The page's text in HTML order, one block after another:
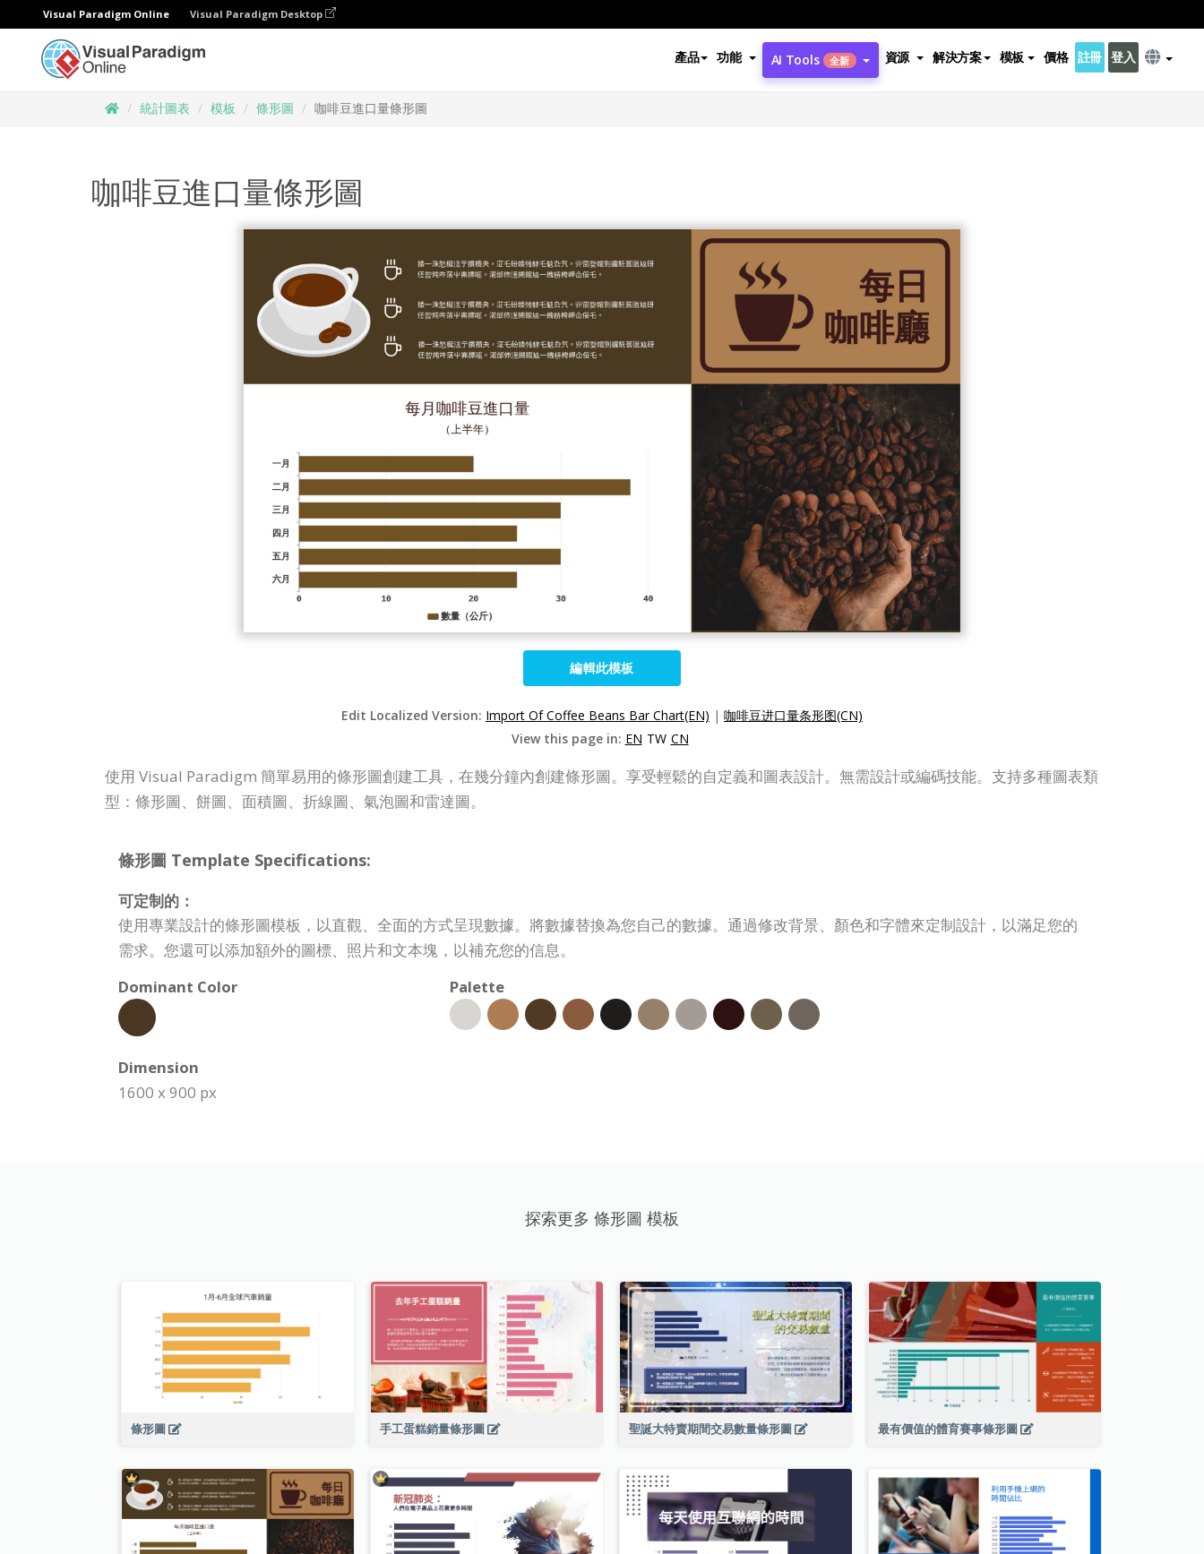
Visual Paradigm Online Visual Paradigm Desktop
產品 功能 AI Tools 全新 資源 解決方案 模板 價格 註冊 登入
統計圖表 模板 條形圖 咖啡豆進口量條形圖
咖啡豆進口量條形圖
編輯此模板
Edit Localized Version: Import Of Coffee Beans Bar Chart(EN) | 咖啡豆进口量条形图(CN)
View this page in: EN TW CN
使用 Visual Paradigm 簡單易用的條形圖創建工具，在幾分鐘內創建條形圖。享受輕鬆的自定義和圖表設計。無需設計或編碼技能。支持多種圖表類
型：條形圖、餅圖、面積圖、折線圖、氣泡圖和雷達圖。
條形圖 Template Specifications:
可定制的：
使用專業設計的條形圖模板，以直觀、全面的方式呈現數據。將數據替換為您自己的數據。通過修改背景、顏色和字體來定制設計，以滿足您的
需求。您還可以添加額外的圖標、照片和文本塊，以補充您的信息。
Dominant Color
Palette
Dimension
1600 x 900 px
探索更多 條形圖 模板
條形圖 手工蛋糕銷量條形圖 聖誕大特賣期間交易數量條形圖 最有價值的體育賽事條形圖